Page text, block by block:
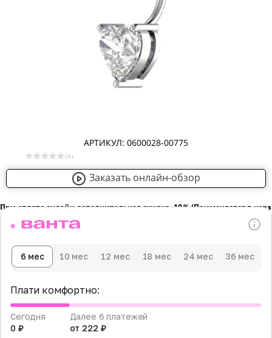
АРТИКУЛ: 0600028-00775
( 0 )
Заказать онлайн-обзор
При оплате онлайн дополнительная скидка -10％ (Применяется в
6 мес 10 мес 12 мес 18 мес 24 мес 36 мес
Плати комфортно:
Сегодня
0 ₽
Далее 6 платежей
от 222 ₽